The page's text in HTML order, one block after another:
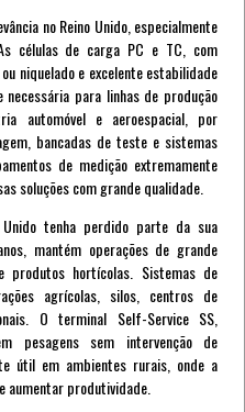
no Reino Unido, especialmente
células de carga PC e TC, com
niquelado e excelente estabilidade
para linhas de produção
automóvel e aeroespacial, por
bancadas de teste e sistemas
de medição extremamente
soluções com grande qualidade.
tenha perdido parte da sua
mantém operações de grande
produtos hortícolas. Sistemas de
agrícolas, silos, centros de
O terminal Self-Service SS,
pesagens sem intervenção de
útil em ambientes rurais, onde a
aumentar produtividade.